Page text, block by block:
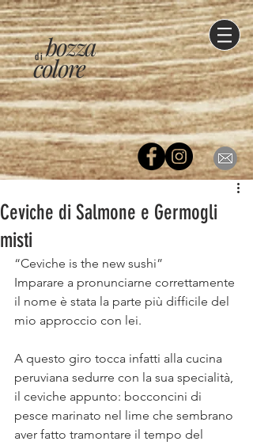
di
colore
bozza
Ceviche di Salmone e Germogli
misti
“Ceviche is the new sushi”⠀
Imparare a pronunciarne correttamente
il nome è stata la parte più difficile del
mio approccio con lei. ⠀
A questo giro tocca infatti alla cucina
peruviana sedurre con la sua specialità,
il ceviche appunto: bocconcini di
pesce marinato nel lime che sembrano
aver fatto tramontare il tempo del